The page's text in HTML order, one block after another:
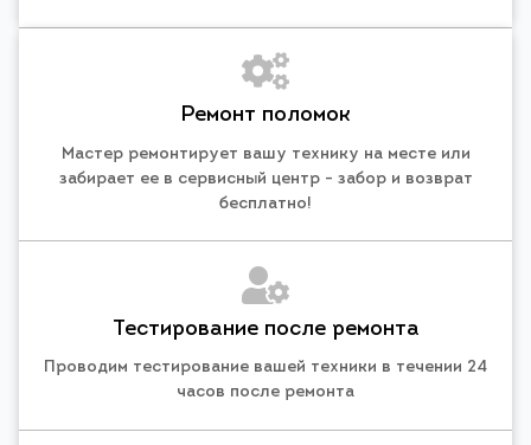
Ремонт поломок
Мастер ремонтирует вашу технику на месте или
забирает ее в сервисный центр - забор и возврат
бесплатно!
Тестирование после ремонта
Проводим тестирование вашей техники в течении 24
часов после ремонта